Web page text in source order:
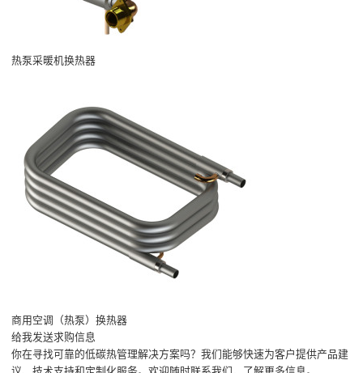
热泵采暖机换热器
商用空调（热泵）换热器
给我发送求购信息
你在寻找可靠的低碳热管理解决方案吗？我们能够快速为客户提供产品建